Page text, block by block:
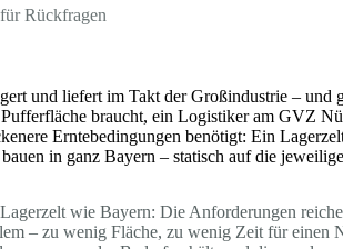
Rückfragen
und liefert im Takt der Großindustrie – und
braucht, ein Logistiker am GVZ
Erntebedingungen benötigt: Ein
in ganz Bayern – statisch auf die
wie Bayern: Die Anforderungen
– zu wenig Fläche, zu wenig Zeit für einen